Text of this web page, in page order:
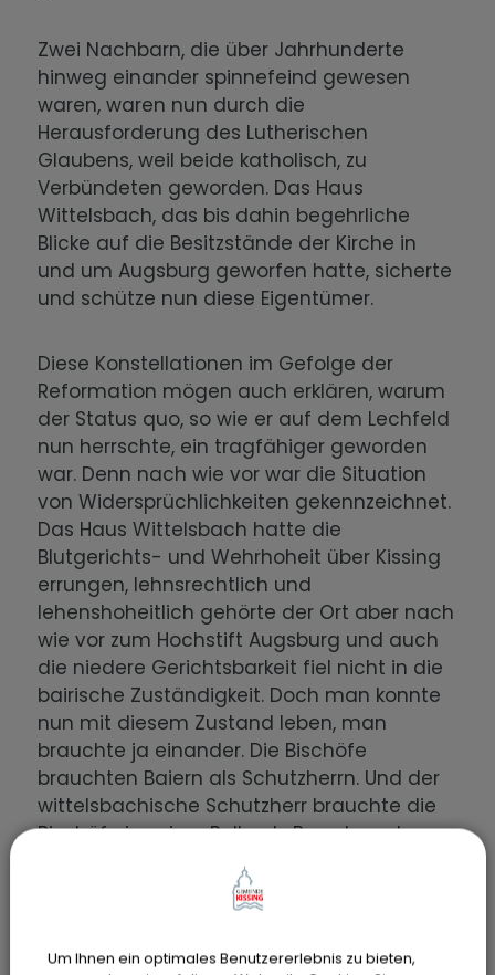
Zwei Nachbarn, die über Jahrhunderte
hinweg einander spinnefeind gewesen
waren, waren nun durch die
Herausforderung des Lutherischen
Glaubens, weil beide katholisch, zu
Verbündeten geworden. Das Haus
Wittelsbach, das bis dahin begehrliche
Blicke auf die Besitzstände der Kirche in
und um Augsburg geworfen hatte, sicherte
und schütze nun diese Eigentümer.
Diese Konstellationen im Gefolge der
Reformation mögen auch erklären, warum
der Status quo, so wie er auf dem Lechfeld
nun herrschte, ein tragfähiger geworden
war. Denn nach wie vor war die Situation
von Widersprüchlichkeiten gekennzeichnet.
Das Haus Wittelsbach hatte die
Blutgerichts- und Wehrhoheit über Kissing
errungen, lehnsrechtlich und
lehenshoheitlich gehörte der Ort aber nach
wie vor zum Hochstift Augsburg und auch
die niedere Gerichtsbarkeit fiel nicht in die
bairische Zuständigkeit. Doch man konnte
nun mit diesem Zustand leben, man
brauchte ja einander. Die Bischöfe
brauchten Baiern als Schutzherrn. Und der
wittelsbachische Schutzherr brauchte die
Bischöfe in seiner Rolle als Bewahrer des
katholischen Glaubens und des kirchlichen
Standes im Reich. Ein bairischer Griff nach
Augsburg hätte da schlecht ausgesehen.
Um Ihnen ein optimales Benutzererlebnis zu bieten,